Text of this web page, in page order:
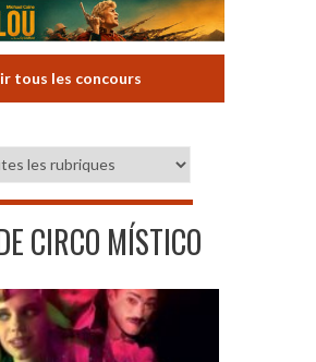
tous les concours
CIRCO MÍSTICO